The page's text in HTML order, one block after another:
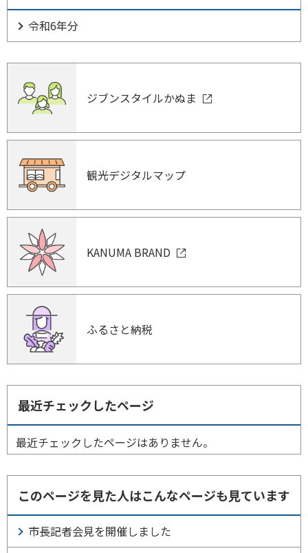
令和6年分
ジブンスタイルかぬま
観光デジタルマップ
KANUMA BRAND
ふるさと納税
最近チェックしたページ
最近チェックしたページはありません。
このページを見た人はこんなページも見ています
市長記者会見を開催しました